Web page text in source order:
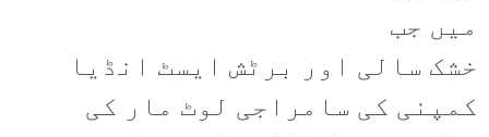
میں جب
خشک سالی اور برٹش ایسٹ انڈیا
کمپنی کی سامراجی لوٹ مار کی